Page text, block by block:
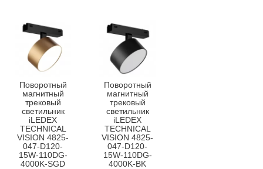
Поворотный
магнитный
трековый
светильник
iLEDEX
TECHNICAL
VISION 4825-
047-D120-
15W-110DG-
4000K-SGD
Поворотный
магнитный
трековый
светильник
iLEDEX
TECHNICAL
VISION 4825-
047-D120-
15W-110DG-
4000K-BK